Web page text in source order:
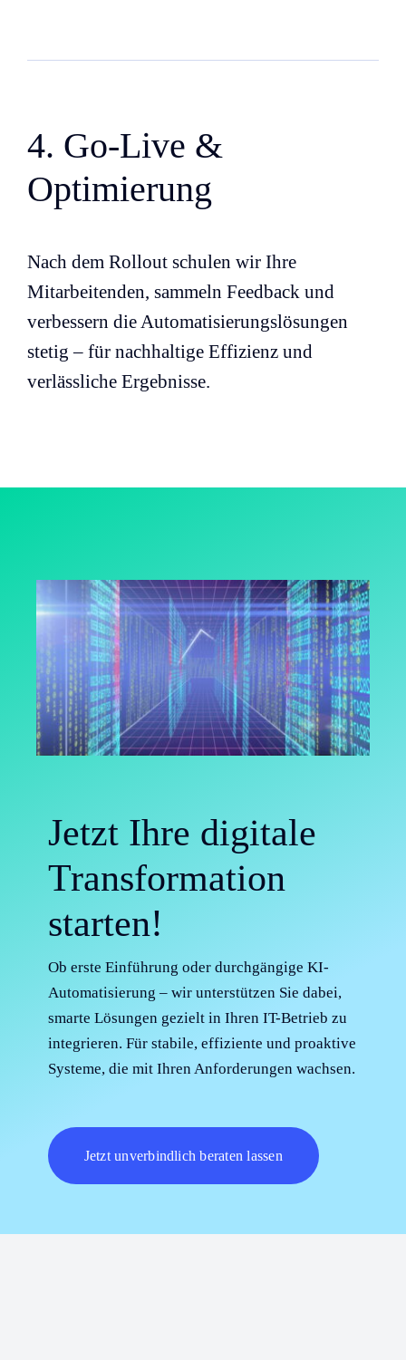
4. Go-Live &
Optimierung
Nach dem Rollout schulen wir Ihre
Mitarbeitenden, sammeln Feedback und
verbessern die Automatisierungslösungen
stetig – für nachhaltige Effizienz und
verlässliche Ergebnisse.
Jetzt Ihre digitale
Transformation
starten!
Ob erste Einführung oder durchgängige KI-
Automatisierung – wir unterstützen Sie dabei,
smarte Lösungen gezielt in Ihren IT-Betrieb zu
integrieren. Für stabile, effiziente und proaktive
Systeme, die mit Ihren Anforderungen wachsen.
Jetzt unverbindlich beraten lassen